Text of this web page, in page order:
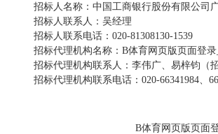
招标人 名称： 中国工商银行股份有限公司
招标人联系人： 吴经理
招标人联系电话： 020-81308130-1539
招标代理机构名称：B体育网页版页面登录
招标代理机构联系人：李伟广
易梓钧 （
招标代理机构联系电话： 020-66341984
B体育网页版页面